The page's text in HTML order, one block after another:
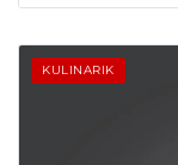
KULINARIK